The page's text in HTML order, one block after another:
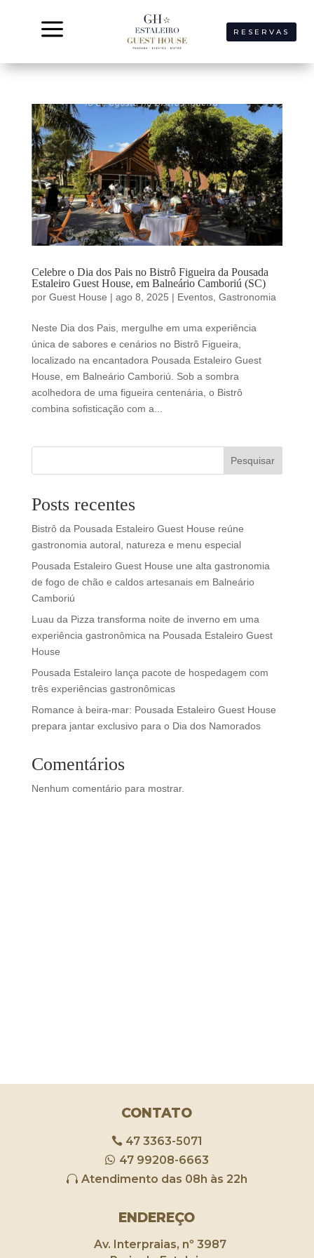
a RESERVAS
Celebre o Dia dos Pais no Bistrô Figueira da Pousada
Estaleiro Guest House, em Balneário Camboriú (SC)
por Guest House | ago 8, 2025 | Eventos, Gastronomia
Neste Dia dos Pais, mergulhe em uma experiência
única de sabores e cenários no Bistrô Figueira,
localizado na encantadora Pousada Estaleiro Guest
House, em Balneário Camboriú. Sob a sombra
acolhedora de uma figueira centenária, o Bistrô
combina sofisticação com a...
Pesquisar
Posts recentes
Bistrô da Pousada Estaleiro Guest House reúne
gastronomia autoral, natureza e menu especial
Pousada Estaleiro Guest House une alta gastronomia
de fogo de chão e caldos artesanais em Balneário
Camboriú
Luau da Pizza transforma noite de inverno em uma
experiência gastronômica na Pousada Estaleiro Guest
House
Pousada Estaleiro lança pacote de hospedagem com
três experiências gastronômicas
Romance à beira-mar: Pousada Estaleiro Guest House
prepara jantar exclusivo para o Dia dos Namorados
Comentários
Nenhum comentário para mostrar.
CONTATO
47 3363-5071
47 99208-6663
Atendimento das 08h às 22h
ENDEREÇO
Av. Interpraias, nº 3987